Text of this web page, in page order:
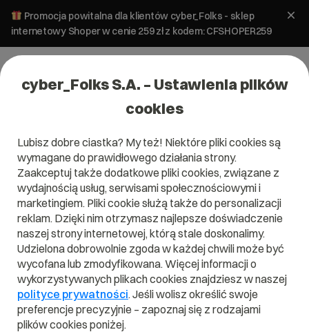
Promocja powitalna dla klientów cyber_Folks - sklep
internetowy Shoper w cenie 259 zł z kodem: CFSHOPER259
Domena .gf
Zarejestruj adres www z domeną Gujany Francuskiej
.gf
Szukaj
cyber_Folks S.A. – Ustawienia plików
cookies
Lubisz dobre ciastka? My też! Niektóre pliki cookies są
wymagane do prawidłowego działania strony.
Zaakceptuj także dodatkowe pliki cookies, związane z
wydajnością usług, serwisami społecznościowymi i
marketingiem. Pliki cookie służą także do personalizacji
reklam. Dzięki nim otrzymasz najlepsze doświadczenie
naszej strony internetowej, którą stale doskonalimy.
Udzielona dobrowolnie zgoda w każdej chwili może być
wycofana lub zmodyfikowana. Więcej informacji o
wykorzystywanych plikach cookies znajdziesz w naszej
polityce prywatności. Jeśli wolisz określić swoje
preferencje precyzyjnie – zapoznaj się z rodzajami
plików cookies poniżej.